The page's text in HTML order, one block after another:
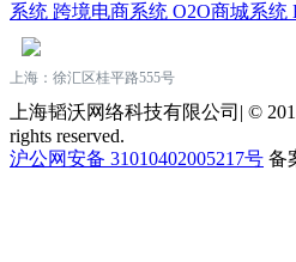
系统 跨境电商系统 O2O商城系统
上海：徐汇区桂平路555号
上海韬沃网络科技有限公司| ©
rights reserved.
沪公网安备 31010402005217号 备